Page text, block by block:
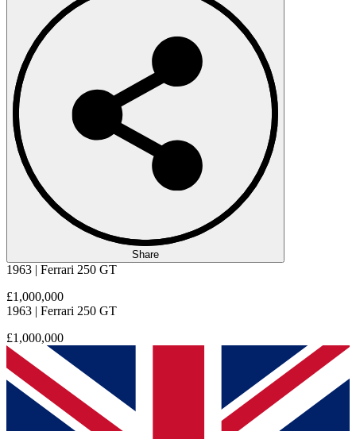
Share
1963 | Ferrari 250 GT
£1,000,000
1963 | Ferrari 250 GT
£1,000,000